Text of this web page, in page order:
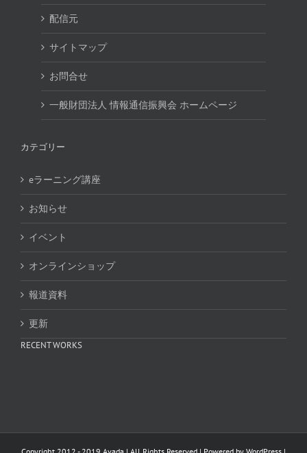
配信元
サイトマップ
お問合せ
一般財団法人 情報通信振興会 ホームページ
カテゴリー
eラーニング講座
お知らせ
イベント
オンラインショップ
報道資料
更新
RECENT WORKS